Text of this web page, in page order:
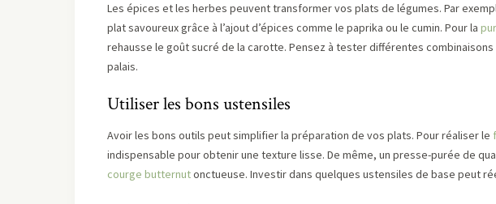
Les épices et les herbes peuvent transformer vos plats de légumes. Par
plat savoureux grâce à l’ajout d’épices comme le paprika ou le cumin. Pour la
rehausse le goût sucré de la carotte. Pensez à tester différentes
palais.
Utiliser les bons ustensiles
Avoir les bons outils peut simplifier la préparation de vos plats. Pour réaliser le
indispensable pour obtenir une texture lisse. De même, un presse-purée de
courge butternutonctueuse. Investir dans quelques ustensiles de base peut